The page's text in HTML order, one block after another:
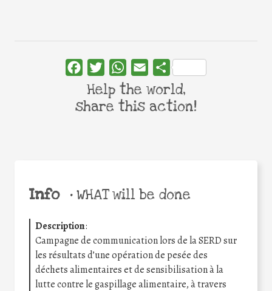
Info •WHAT will be done
Description:
Campagne de communication lors de la SERD sur
les résultats d’une opération de pesée des
déchets alimentaires et de sensibilisation à la
lutte contre le gaspillage alimentaire, à travers
FacebookTwitterWhatsApp
Email Share
Help the world,
share this action!